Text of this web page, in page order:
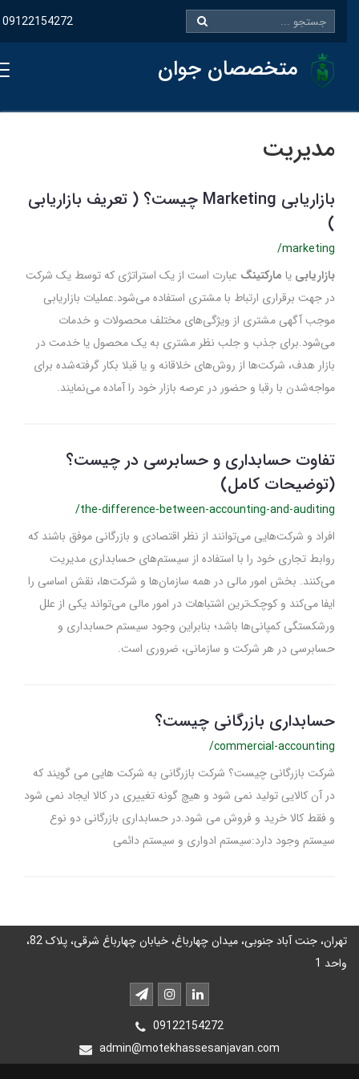
09122154272
متخصصان جوان
مدیریت
بازاریابی Marketing چیست؟ ( تعریف بازاریابی
/marketing
بازاریابییا مارکتینگعبارت است از یک استراتژی که توسط یک شرکت
در جهت برقراری ارتباط با مشتری استفاده می‌شود.عملیات بازاریابی
موجب آگهی مشتری از ویژگی‌های مختلف محصولات و خدمات
می‌شود.برای جذب و جلب نظر مشتری به یک محصول یا خدمت در
بازار هدف، شرکت‌ها از روش‌های خلاقانه و یا قبلا بکار گرفته‌شده برای
مواجه‌شدن با رقبا و حضور در عرصه بازار خود را آماده می‌نمایند.
تفاوت حسابداری و حسابرسی در چیست؟
(توضیحات کامل)
/the-difference-between-accounting-and-auditing
افراد و شرکت‌هایی می‌توانند از نظر اقتصادی و بازرگانی موفق باشند که
روابط تجاری خود را با استفاده از سیستم‌های حسابداری مدیریت
می‌کنند. بخش امور مالی در همه سازمان‌ها و شرکت‌ها، نقش اساسی را
ایفا می‌کند و کوچک‌ترین اشتباهات در امور مالی می‌تواند یکی از علل
ورشکستگی کمپانی‌ها باشد؛ بنابراین وجود سیستم حسابداری و
حسابرسی در هر شرکت و سازمانی، ضروری است.
حسابداری بازرگانی چیست؟
/commercial-accounting
شرکت بازرگانی چیست؟ شرکت بازرگانی به شرکت هایی می گویند که
در آن کالایی تولید نمی شود و هیچ گونه تغییری در کالا ایجاد نمی شود
و فقط کالا خرید و فروش می شود.در حسابداری بازرگانی دو نوع
سیستم وجود دارد:سیستم ادواری و سیستم دائمی
تهران، جنت آباد جنوبی، میدان چهارباغ، خیابان چهارباغ شرقی، پلاک 82،
واحد 1
09122154272
admin@motekhassesanjavan.com